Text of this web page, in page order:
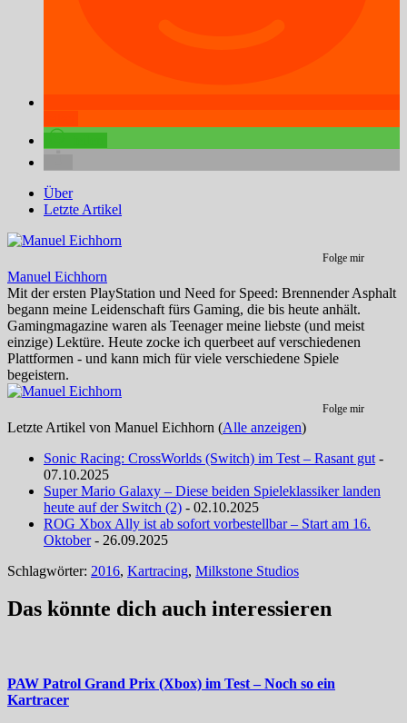
Über
Letzte Artikel
Folge mir
Manuel Eichhorn
Mit der ersten PlayStation und Need for Speed: Brennender Asphalt
begann meine Leidenschaft fürs Gaming, die bis heute anhält.
Gamingmagazine waren als Teenager meine liebste (und meist
einzige) Lektüre. Heute zocke ich querbeet auf verschiedenen
Plattformen - und kann mich für viele verschiedene Spiele
begeistern.
Folge mir
Letzte Artikel von Manuel Eichhorn (Alle anzeigen)
Sonic Racing: CrossWorlds (Switch) im Test – Rasant gut -
07.10.2025
Super Mario Galaxy – Diese beiden Spieleklassiker landen
heute auf der Switch (2) - 02.10.2025
ROG Xbox Ally ist ab sofort vorbestellbar – Start am 16.
Oktober- 26.09.2025
Schlagwörter: 2016, Kartracing, Milkstone Studios
Das könnte dich auch interessieren
PAW Patrol Grand Prix (Xbox) im Test – Noch so ein
Kartracer